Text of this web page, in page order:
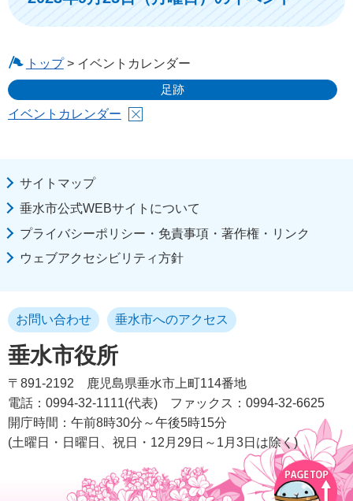
トップ> イベントカレンダー
足跡
イベントカレンダー
サイトマップ
垂水市公式WEBサイトについて
プライバシーポリシー・免責事項・著作権・リンク
ウェブアクセシビリティ方針
垂水市役所
お問い合わせ 垂水市へのアクセス
〒891-2192
鹿児島県垂水市上町114番地
電話：0994-32-1111(代表)
ファックス：0994-32-6625
開庁時間：午前8時30分～午後5時15分
(土曜日・日曜日、祝日・12月29日～1月3日は除く)